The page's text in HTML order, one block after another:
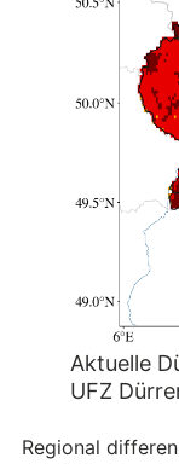
Aktuelle
UFZ
Regional